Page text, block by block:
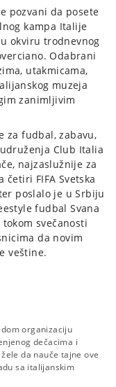
pozvani da posete
kampa Italije
okviru trodnevnog
Odabrani
utakmicama,
muzeja
zanimljivim
za fudbal, zabavu,
Club Italia
najzaslužnije za
FIFA Svetska
poslalo je u Srbiju
fudbal Svana
svečanosti
da novim
veštine.
organizaciju
dečacima i
da nauče tajne ove
sa italijanskim